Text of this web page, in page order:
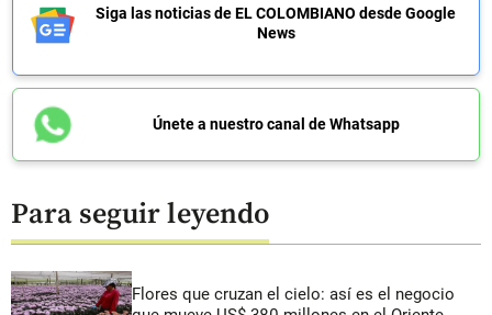
Siga las noticias de EL COLOMBIANO desde Google
News
Únete a nuestro canal de Whatsapp
Para seguir leyendo
Flores que cruzan el cielo: así es el negocio